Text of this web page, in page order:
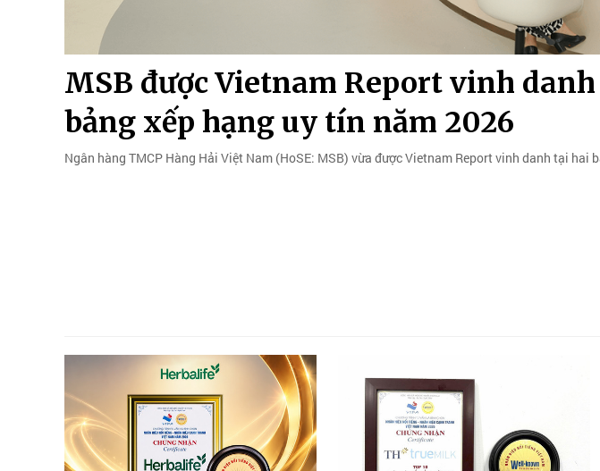
MSB được Vietnam Report vinh
bảng xếp hạng uy tín năm 2026
Ngân hàng TMCP Hàng Hải Việt Nam (HoSE: MSB) vừa được Vietnam Report vinh danh tại hai